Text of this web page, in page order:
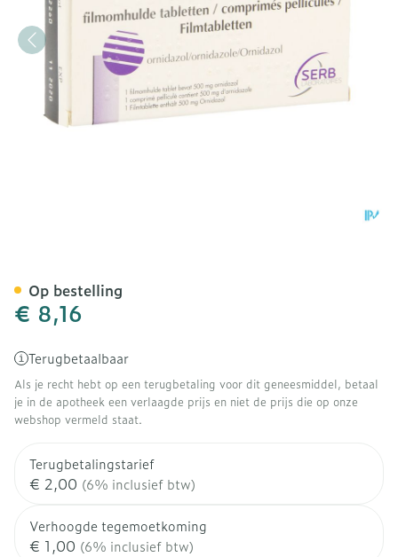
€ 8,16
Terugbetaalbaar
Als je recht hebt op een terugbetaling voor dit geneesmiddel, betaal
je in de apotheek een verlaagde prijs en niet de prijs die op onze
webshop vermeld staat.
Terugbetalingstarief
€ 2,00 (6% inclusief btw)
Verhoogde tegemoetkoming
€ 1,00 (6% inclusief btw)
Op bestelling